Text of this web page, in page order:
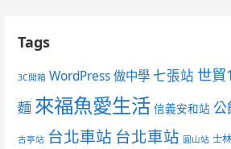
Tags
3C開箱 WordPress 做中學 七張站 世貿
麵 來福魚愛生活 信義安和站 公
古亭站 台北車站 台北車站 圓山站 士